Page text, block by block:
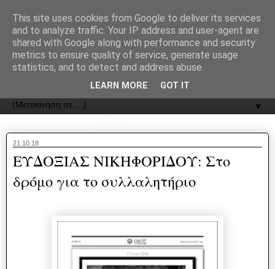
ΟΔΟΣ
▼
21.10.18
ΕΥΔΟΞΙΑΣ ΝΙΚΗΦΟΡΙΔΟΥ: Στο
δρόμο για το συλλαλητήριο
This site uses cookies from Google to deliver its services
and to analyze traffic. Your IP address and user-agent are
shared with Google along with performance and security
metrics to ensure quality of service, generate usage
statistics, and to detect and address abuse.
LEARN MORE GOT IT